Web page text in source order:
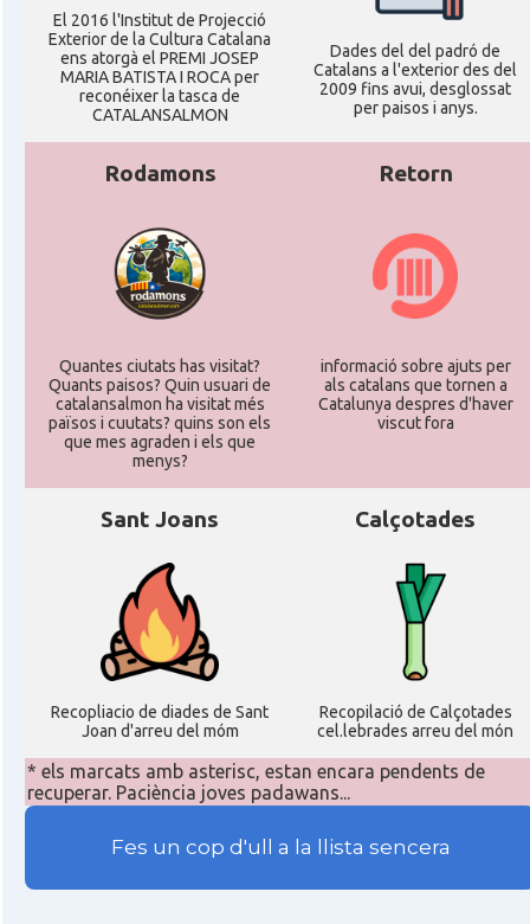
El 2016 l'Institut de Projecció
Exterior de la Cultura Catalana
ens atorgà el PREMI JOSEP
MARIA BATISTA I ROCA per
reconéixer la tasca de
CATALANSALMON
Dades del del padró de
Catalans a l'exterior des del
2009 fins avui, desglossat
per paisos i anys.
Rodamons
Quantes ciutats has visitat?
Quants paisos? Quin usuari de
catalansalmon ha visitat més
països i cuutats? quins son els
que mes agraden i els que
menys?
Retorn
informació sobre ajuts per
als catalans que tornen a
Catalunya despres d'haver
viscut fora
Sant Joans
Recopliacio de diades de Sant
Joan d'arreu del móm
Calçotades
Recopilació de Calçotades
cel.lebrades arreu del món
* els marcats amb asterisc, estan encara pendents de
recuperar. Paciència joves padawans...
Fes un cop d'ull a la llista sencera